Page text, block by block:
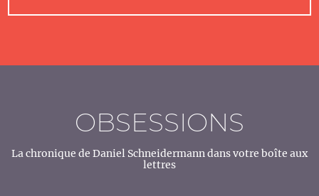
OBSESSIONS
La chronique de Daniel Schneidermann dans votre boîte aux
lettres